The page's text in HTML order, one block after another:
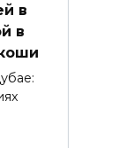
в
в